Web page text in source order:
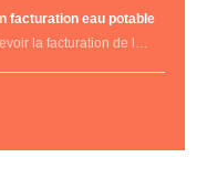
facturation eau potable
la facturation de l…